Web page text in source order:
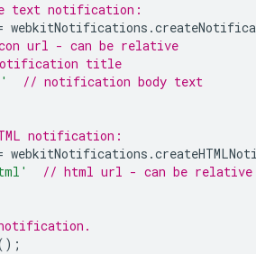
text notification:
webkitNotifications .
url - can be relative
title
// notification body text
notification:
webkitNotifications .
// html url - can be relative